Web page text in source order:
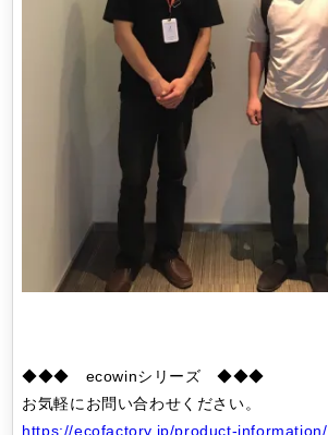
◆◆◆ ecowinシリーズ ◆◆◆
お気軽にお問い合わせください。
https://ecofactory.jp/product-information/